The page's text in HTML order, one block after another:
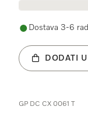
Dostava 3-6
DODATI
GP DC CX 0061 T